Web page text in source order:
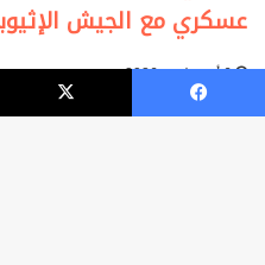
فيسبوك ‫X